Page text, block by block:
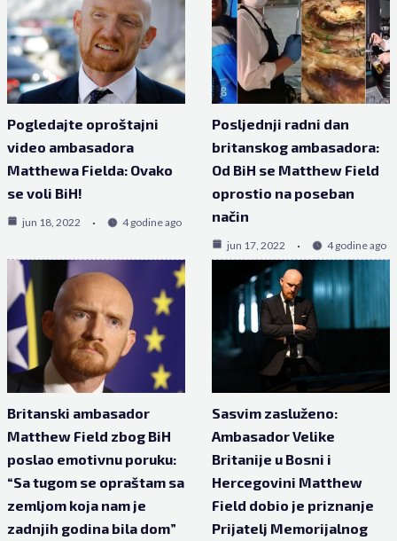
Pogledajte oproštajni
video ambasadora
Matthewa Fielda: Ovako
se voli BiH!
jun 18, 2022 4 godine ago
Posljednji radni dan
britanskog ambasadora:
Od BiH se Matthew Field
oprostio na poseban
način
jun 17, 2022 4 godine ago
Britanski ambasador
Matthew Field zbog BiH
poslao emotivnu poruku:
“Sa tugom se opraštam sa
zemljom koja nam je
zadnjih godina bila dom”
Sasvim zasluženo:
Ambasador Velike
Britanije u Bosni i
Hercegovini Matthew
Field dobio je priznanje
Prijatelj Memorijalnog